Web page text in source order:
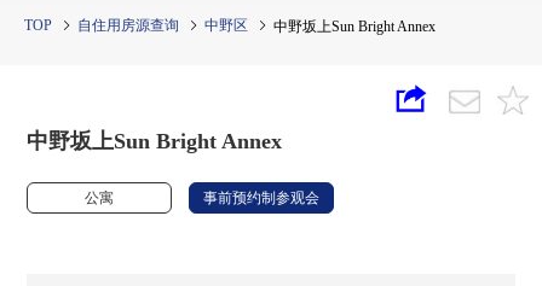
TOP 自住用房源查询 中野区 中野坂上Sun Bright Annex
中野坂上Sun Bright Annex
公寓 事前预约制参观会